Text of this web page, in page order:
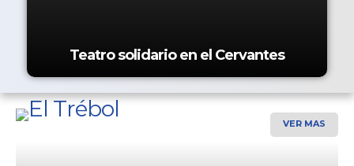
Teatro solidario en el Cervantes
VER MAS